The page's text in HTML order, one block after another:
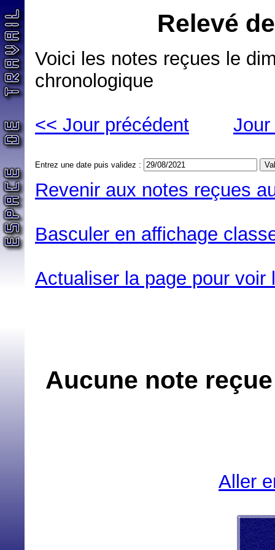
Relevé
Voici les notes reçues le
chronologique
<< Jour précédent
Entrez une date puis validez :
Revenir aux notes reçues
Basculer en affichage
Actualiser la page pour
Aucune note
Aller